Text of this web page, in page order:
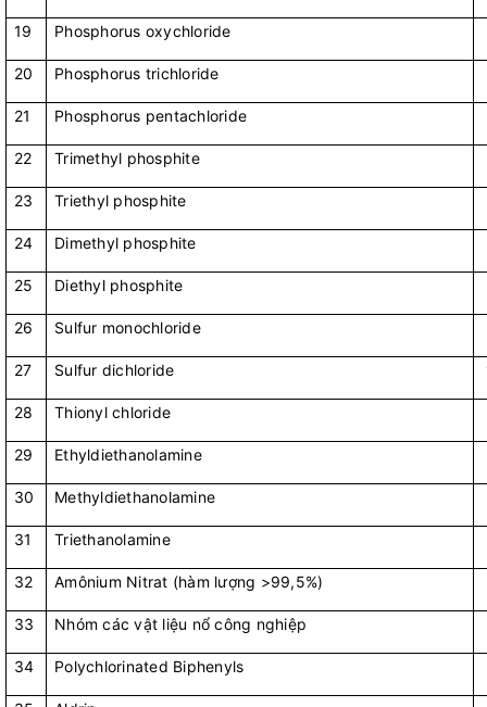
19 Phosphorus oxychloride
20 Phosphorus trichloride
21 Phosphorus pentachloride
22 Trimethyl phosphite
23 Triethyl phosphite
24 Dimethyl phosphite
25 Diethyl phosphite
26 Sulfur monochloride
27 Sulfur dichloride
28 Thionyl chloride
29 Ethyldiethanolamine
30 Methyldiethanolamine
31 Triethanolamine
32 Amônium Nitrat (hàm lượng >99,5%)
33 Nhóm các vật liệu nổ công nghiệp
34 Polychlorinated Biphenyls